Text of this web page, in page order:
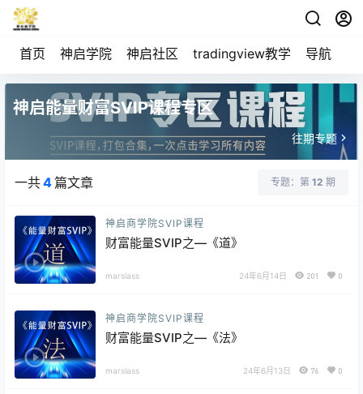
首页 神启学院 神启社区 tradingview教学 导航
神启能量财富SVIP课程专区
往期专题
一共4篇文章 专题：第 12 期
神启商学院SVIP课程
财富能量SVIP之—《道》
marslass 24年6月14日 201 0
神启商学院SVIP课程
财富能量SVIP之—《法》
marslass 24年6月13日 76 0